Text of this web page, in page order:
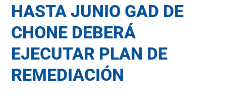
HASTA JUNIO GAD DE
CHONE DEBERÁ
EJECUTAR PLAN DE
REMEDIACIÓN